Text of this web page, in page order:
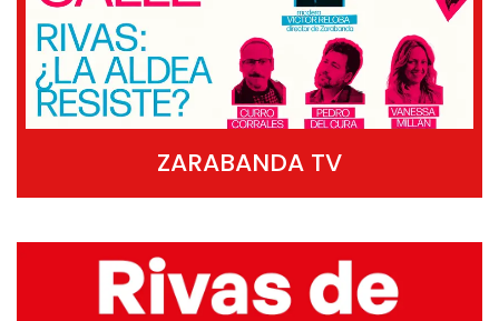
ZARABANDA TV